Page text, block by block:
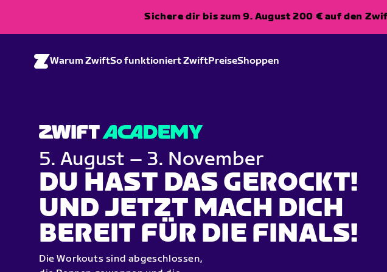
Sichere dir bis zum 9. August 200 € auf den
Warum ZwiftSo funktioniert ZwiftPreiseShoppen
5. August – 3. November
DU HAST DAS GEROCKT!
UND JETZT MACH DICH
BEREIT FÜR DIE FINALS!
Die Workouts sind abgeschlossen,